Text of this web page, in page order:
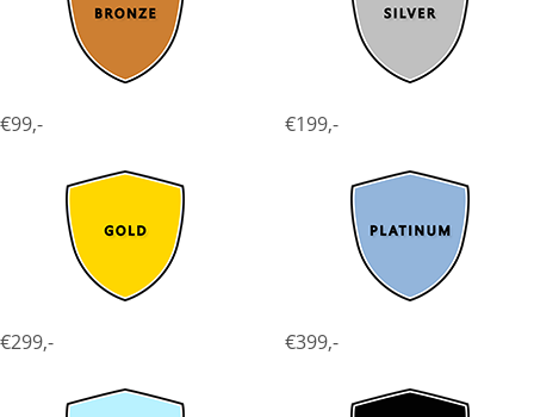
€99,- €199,-
€299,- €399,-